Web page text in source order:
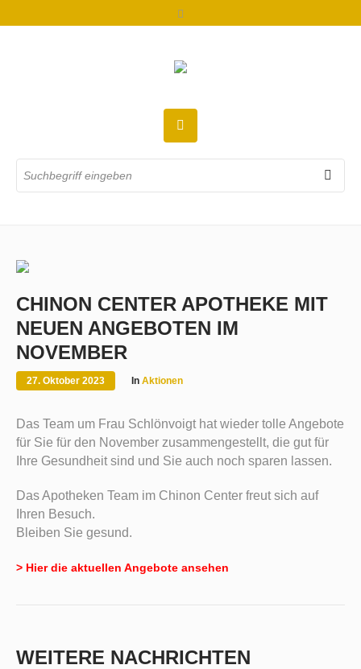
CHINON CENTER APOTHEKE MIT
NEUEN ANGEBOTEN IM
NOVEMBER
27. Oktober 2023 In Aktionen
Das Team um Frau Schlönvoigt hat wieder tolle Angebote
für Sie für den November zusammengestellt, die gut für
Ihre Gesundheit sind und Sie auch noch sparen lassen.
Das Apotheken Team im Chinon Center freut sich auf
Ihren Besuch.
Bleiben Sie gesund.
> Hier die aktuellen Angebote ansehen
WEITERE NACHRICHTEN